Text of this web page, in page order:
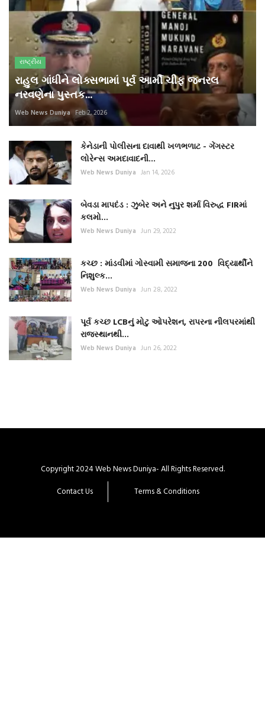
રાષ્ટ્રીય
રાહુલ ગાંધીને લોક્સભામાં પૂર્વ આર્મી ચીફ જનરલ
નરવણેના પુસ્તક...
Web News Duniya Feb 2, 2026
કેનેડાની પોલીસના દાવાથી ખળભળાટ - ગેંગસ્ટર
લોરેન્સ અમદાવાદની...
Web News Duniya Jan 14, 2026
બેવડા માપદંડ : ઝુબેર અને નુપુર શર્મા વિરુદ્ધ FIRમાં
કલમો...
Web News Duniya Jun 29, 2022
કચ્છ : માંડવીમાં ગોસ્વામી સમાજના 200 વિદ્યાર્થીને
નિશુલ્ક...
Web News Duniya Jun 28, 2022
પૂર્વ કચ્છ LCBનું મોટુ ઓપરેશન, રાપરના નીલપરમાંથી
રાજસ્થાનથી...
Web News Duniya Jun 26, 2022
Copyright 2024 Web News Duniya- All Rights Reserved.
Contact Us
Terms & Conditions